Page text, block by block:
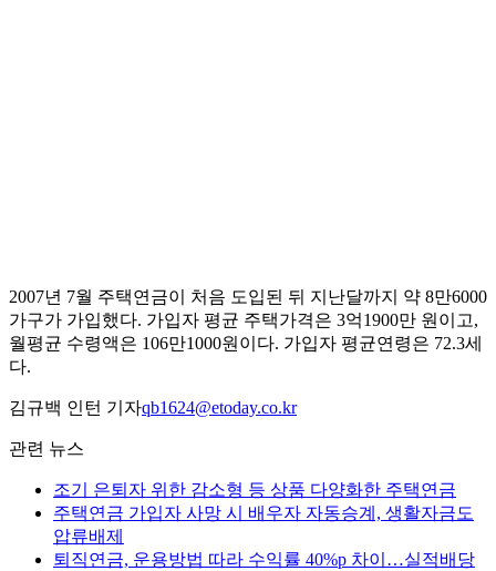
2007년 7월 주택연금이 처음 도입된 뒤 지난달까지 약 8만6000
가구가 가입했다. 가입자 평균 주택가격은 3억1900만 원이고,
월평균 수령액은 106만1000원이다. 가입자 평균연령은 72.3세
다.
김규백 인턴 기자qb1624@etoday.co.kr
관련 뉴스
조기 은퇴자 위한 감소형 등 상품 다양화한 주택연금
주택연금 가입자 사망 시 배우자 자동승계, 생활자금도
압류배제
퇴직연금, 운용방법 따라 수익률 40%p 차이…실적배당